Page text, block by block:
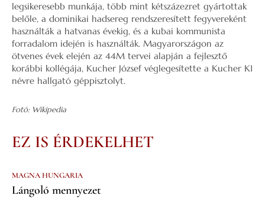
legsikeresebb munkája, több mint kétszázezret gyártottak
belőle, a dominikai hadsereg rendszeresített fegyvereként
használták a hatvanas évekig, és a kubai kommunista
forradalom idején is használták. Magyarországon az
ötvenes évek elején az 44M tervei alapján a fejlesztő
korábbi kollégája, Kucher József véglegesítette a Kucher K1
névre hallgató géppisztolyt.
Fotó: Wikipedia
EZ IS ÉRDEKELHET
MAGNA HUNGARIA
Lángoló mennyezet